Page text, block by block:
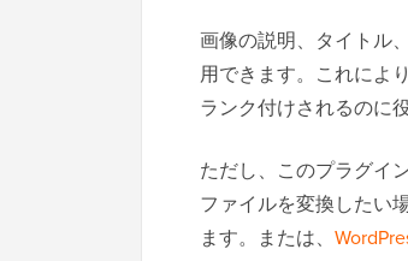
画像の説明、タイトル
用できます。これによ
ランク付けされるのに
ただし、このプラグイ
ファイルを変換したい
ます。または、